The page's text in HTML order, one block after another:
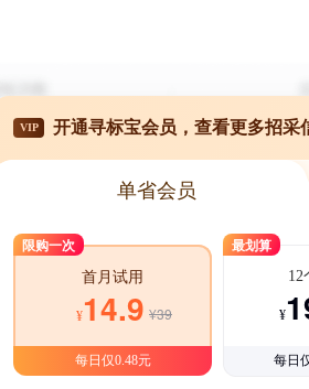
VIP 开通寻标宝会员，查看更多招采
单省会员
限购一次
首月试用
¥14.9 ¥39
每日仅0.48元
最划算
12
¥
每日